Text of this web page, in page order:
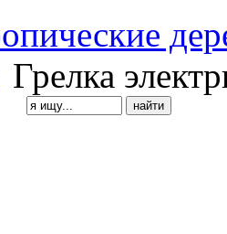
Грелка